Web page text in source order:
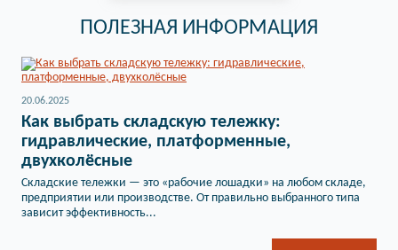
ПОЛЕЗНАЯ ИНФОРМАЦИЯ
20.06.2025
Как выбрать складскую тележку:
гидравлические, платформенные,
двухколёсные
Складские тележки — это «рабочие лошадки» на любом складе,
предприятии или производстве. От правильно выбранного типа
зависит эффективность...